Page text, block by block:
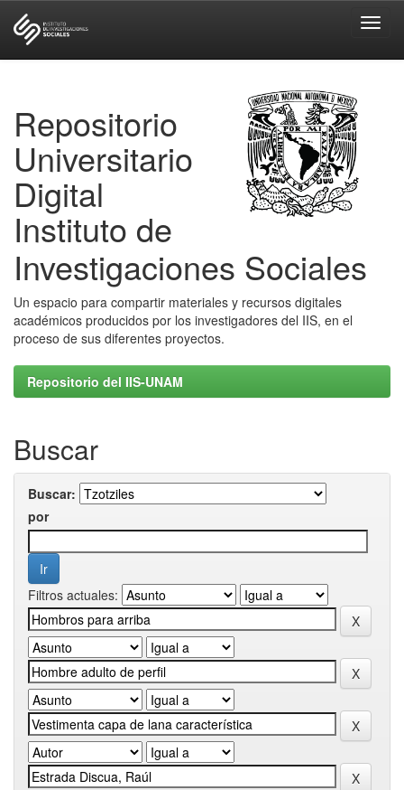
Repositorio
Universitario
Digital
Instituto de
Investigaciones Sociales
Un espacio para compartir materiales y recursos digitales
académicos producidos por los investigadores del IIS, en el
proceso de sus diferentes proyectos.
Repositorio del IIS-UNAM
Buscar
Buscar:
por
Filtros actuales: